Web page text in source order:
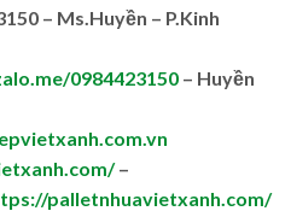
– Ms.Huyền – P.Kinh
0984423150 – Huyền
–
palletnhuavietxanh.com/